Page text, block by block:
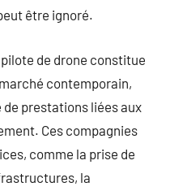
être ignoré.
de drone constitue
contemporain,
prestations liées aux
Ces compagnies
comme la prise de
la